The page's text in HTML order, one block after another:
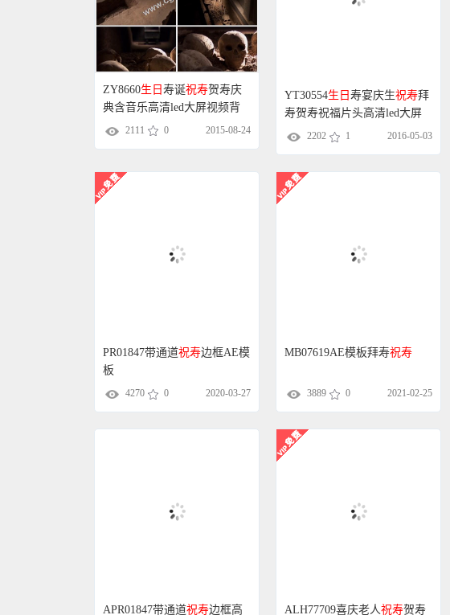
ZY8660生日 寿诞祝寿贺寿庆
典含音乐高清led大屏视频背
景素材
2111 0 2015-08-24
YT30554 生日 寿宴庆生祝寿拜
寿贺寿祝福片头高清led大屏
2202 1 2016-05-03
PR01847带通道祝寿边框AE模
板
4270 0 2020-03-27
MB07619AE模板拜寿祝寿
3889 0 2021-02-25
APR01847带通道祝寿边框高
ALH77709喜庆老人 祝寿贺寿